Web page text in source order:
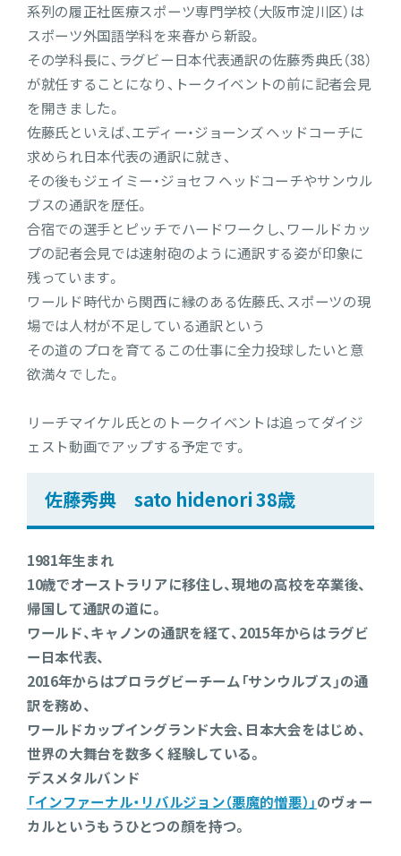
系列の履正社医療スポーツ専門学校（大阪市淀川区）は
スポーツ外国語学科を来春から新設。
その学科長に、ラグビー日本代表通訳の佐藤秀典氏（38）
が就任することになり、トークイベントの前に記者会見
を開きました。
佐藤氏といえば、エディー・ジョーンズ ヘッドコーチに
求められ日本代表の通訳に就き、
その後もジェイミー・ジョセフ ヘッドコーチやサンウル
ブスの通訳を歴任。
合宿での選手とピッチでハードワークし、ワールドカッ
プの記者会見では速射砲のように通訳する姿が印象に
残っています。
ワールド時代から関西に縁のある佐藤氏、スポーツの現
場では人材が不足している通訳という
その道のプロを育てるこの仕事に全力投球したいと意
欲満々でした。
リーチマイケル氏とのトークイベントは追ってダイジ
ェスト動画でアップする予定です。
佐藤秀典 sato hidenori 38歳
1981年生まれ
10歳でオーストラリアに移住し、現地の高校を卒業後、
帰国して通訳の道に。
ワールド、キャノンの通訳を経て、2015年からはラグビ
ー日本代表、
2016年からはプロラグビーチーム「サンウルブス」の通
訳を務め、
ワールドカップイングランド大会、日本大会をはじめ、
世界の大舞台を数多く経験している。
デスメタルバンド
「インファーナル・リバルジョン（悪魔的憎悪）」のヴォー
カルというもうひとつの顔を持つ。